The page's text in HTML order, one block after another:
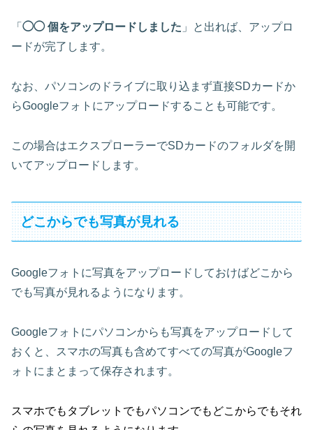
「 ◯◯ 個をアップロードしました 」と出れば、アップロ
ードが完了します。
なお、パソコンのドライブに取り込まず直接SDカードか
らGoogleフォトにアップロードすることも可能です。
この場合はエクスプローラーでSDカードのフォルダを開
いてアップロードします。
どこからでも写真が見れる
Googleフォトに写真をアップロードしておけばどこから
でも写真が見れるようになります。
Googleフォトにパソコンからも写真をアップロードして
おくと、スマホの写真も含めてすべての写真がGoogleフ
ォトにまとまって保存されます。
スマホでもタブレットでもパソコンでもどこからでもそれ